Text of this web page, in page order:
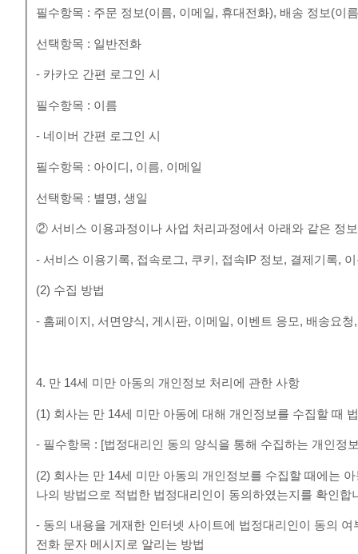
필수항목 : 주문 정보(이름, 이메일, 휴대전화), 배송 정보(이
선택항목 : 일반전화
- 카카오 간편 로그인 시
필수항목 : 이름
- 네이버 간편 로그인 시
필수항목 : 아이디, 이름, 이메일
선택항목 : 별명, 생일
② 서비스 이용과정이나 사업 처리과정에서 아래와 같은 정
- 서비스 이용기록, 접속로그, 쿠키, 접속IP 정보, 결제기록,
(2) 수집 방법
- 홈페이지, 서면양식, 게시판, 이메일, 이벤트 응모, 배송요
4. 만 14세 미만 아동의 개인정보 처리에 관한 사항
(1) 회사는 만 14세 미만 아동에 대해 개인정보를 수집할 때
- 필수항목 : [법정대리인 동의 양식을 통해 수집하는 개인정
(2) 회사는 만 14세 미만 아동의 개인정보를 수집할 때에는
나의 방법으로 적법한 법정대리인이 동의하였는지를 확인합
- 동의 내용을 게재한 인터넷 사이트에 법정대리인이 동의
전화 문자 메시지로 알리는 방법